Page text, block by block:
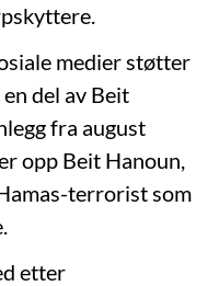
medier støtter
del av Beit
fra august
opp Beit Hanoun,
terrorist som
etter